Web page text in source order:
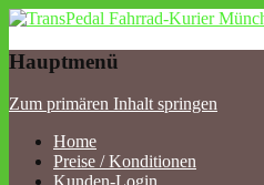
TransPedal
München
Hauptmenü
Zum primären Inhalt springen
Home
Preise / Konditionen